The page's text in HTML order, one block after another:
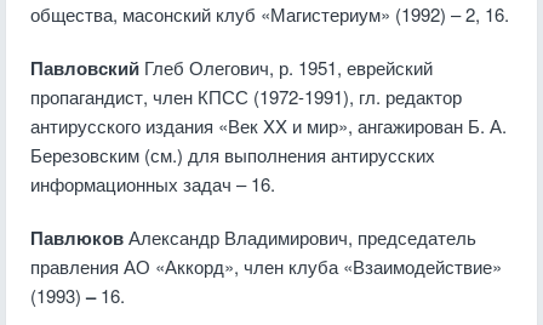
общества, масонский клуб «Магистериум» (1992) – 2, 16.
Павловский Глеб Олегович, р. 1951, еврейский
пропагандист, член КПСС (1972-1991), гл. редактор
антирусского издания «Век XX и мир», ангажирован Б. А.
Березовским (см.) для выполнения антирусских
информационных задач – 16.
ПавлюковАлександр Владимирович, председатель
правления АО «Аккорд», член клуба «Взаимодействие»
(1993)–16.